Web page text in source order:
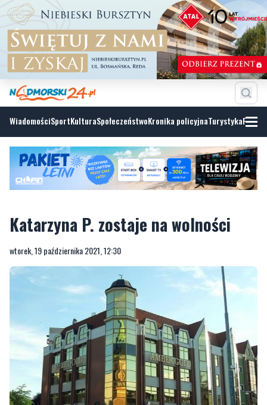
WiadomościSportKulturaSpołeczeństwoKronika policyjnaTurystyka
Katarzyna P. zostaje na wolności
wtorek, 19 października 2021, 12:30